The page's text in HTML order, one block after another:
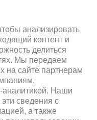
анализировать
контент и
делиться
Мы передаем
на сайте партнерам
Наши
сведения с
а также